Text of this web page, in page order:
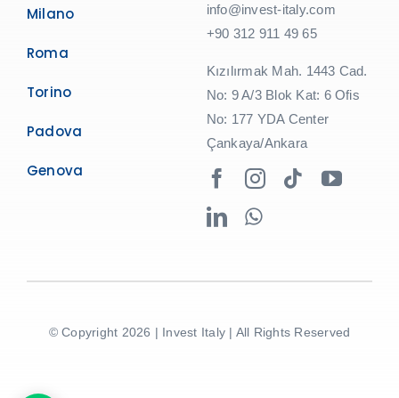
Milano
Roma
Torino
Padova
Genova
info@invest-italy.com
+90 312 911 49 65
Kızılırmak Mah. 1443 Cad.
No: 9 A/3 Blok Kat: 6 Ofis
No: 177 YDA Center
Çankaya/Ankara
© Copyright 2026 | Invest Italy | All Rights Reserved